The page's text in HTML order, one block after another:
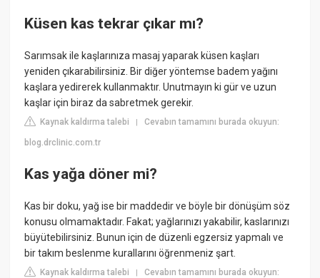
Küsen kas tekrar çıkar mı?
Sarımsak ile kaşlarınıza masaj yaparak küsen kaşları
yeniden çıkarabilirsiniz. Bir diğer yöntemse badem yağını
kaşlara yedirerek kullanmaktır. Unutmayın ki gür ve uzun
kaşlar için biraz da sabretmek gerekir.
Kaynak kaldırma talebi |Cevabın tamamını burada okuyun:
blog.drclinic.com.tr
Kas yağa döner mi?
Kas bir doku, yağ ise bir maddedir ve böyle bir dönüşüm söz
konusu olmamaktadır. Fakat; yağlarınızı yakabilir, kaslarınızı
büyütebilirsiniz. Bunun için de düzenli egzersiz yapmalı ve
bir takım beslenme kurallarını öğrenmeniz şart.
Kaynak kaldırma talebi |Cevabın tamamını burada okuyun: